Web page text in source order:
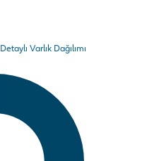
Detaylı Varlık Dağılımı